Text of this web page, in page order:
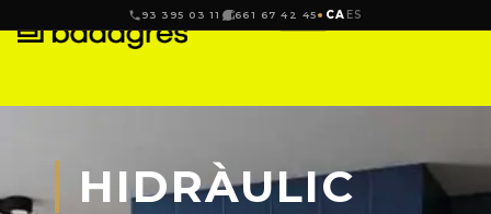
93 395 03 11 661 67 42 45 CA ES
HIDRÀULIC